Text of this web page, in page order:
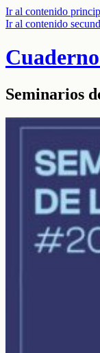
Ir al contenido
Ir al contenido
Seminarios